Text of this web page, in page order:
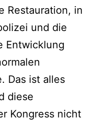
Restauration, in
und die
Entwicklung
Das ist alles
diese
Kongress nicht